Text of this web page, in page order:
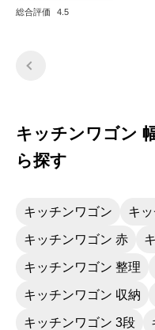
総合評価 4.5
キッチンワゴン
ら探す
キッチンワゴン キ
キッチンワゴン 赤
キッチンワゴン 整理
キッチンワゴン 収納
キッチンワゴン 3段